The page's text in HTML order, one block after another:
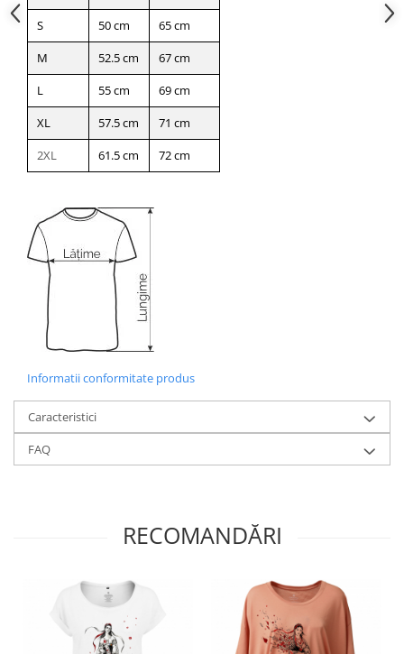
S
50 cm
65 cm
M
52.5 cm
67 cm
L
55 cm
69 cm
XL
57.5 cm
71 cm
2XL
61.5 cm 72 cm
Informatii conformitate produs
Caracteristici
FAQ
RECOMANDĂRI